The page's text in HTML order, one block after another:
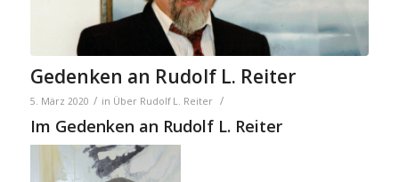
Gedenken an Rudolf L. Reiter
5. März 2020 / in Über Rudolf L. Reiter /
Im Gedenken an Rudolf L. Reiter